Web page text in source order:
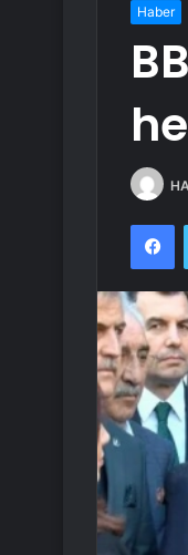
Haber